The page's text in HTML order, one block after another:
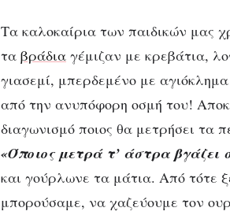
Τα καλοκαίρια των παιδικών μας
τα βράδια γέμιζαν με κρεβάτια,
γιασεμί, μπερδεμένο με
από την ανυπόφορη οσμή του!
διαγωνισμό ποιος θα μετρήσει τα
«Όποιος μετρά τ’ άστρα βγάζει
και γούρλωνε τα μάτια. Από τότε
μπορούσαμε, να χαζεύουμε τον